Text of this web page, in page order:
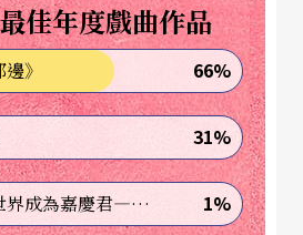
佳年度戲曲作品
》 66%
31%
《轉生到異世界成為嘉慶君—發現我的祖先是詐騙集團!?》 1%